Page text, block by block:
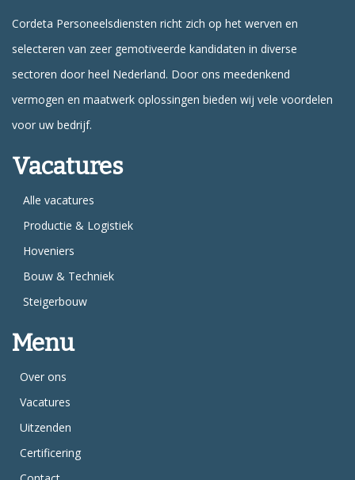
Cordeta Personeelsdiensten richt zich op het werven en
selecteren van zeer gemotiveerde kandidaten in diverse
sectoren door heel Nederland. Door ons meedenkend
vermogen en maatwerk oplossingen bieden wij vele voordelen
voor uw bedrijf.
Vacatures
Alle vacatures
Productie & Logistiek
Hoveniers
Bouw & Techniek
Steigerbouw
Menu
Over ons
Vacatures
Uitzenden
Certificering